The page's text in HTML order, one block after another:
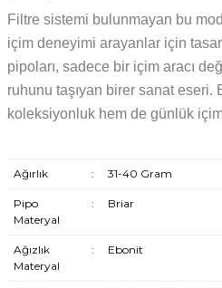
Filtre sistemi bulunmayan bu
içim deneyimi arayanlar için
pipoları, sadece bir içim aracı
ruhunu taşıyan birer sanat eseri.
koleksiyonluk hem de günlük
Ağırlık : 31-40 Gram
Pipo
Materyal
: Briar
Ağızlık
Materyal
: Ebonit